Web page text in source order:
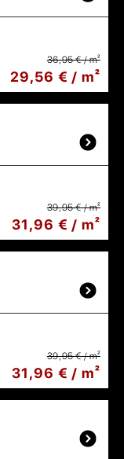
36,95 € / m²
29,56 € / m²
39,95 € / m²
31,96 € / m²
39,95 € / m²
31,96 € / m²